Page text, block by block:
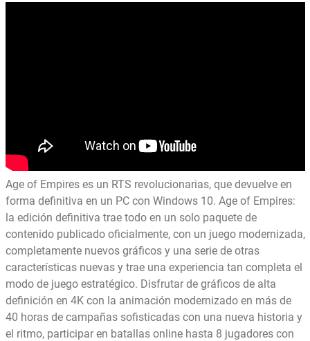
Age of Empires es un RTS revolucionarias, que devuelve en
forma definitiva en un PC con Windows 10. Age of Empires:
la edición definitiva trae todo en un solo paquete de
contenido publicado oficialmente, con un juego modernizada,
completamente nuevos gráficos y una serie de otras
características nuevas y trae una experiencia tan completa el
modo de juego estratégico. Disfrutar de gráficos de alta
definición en 4K con la animación modernizado en más de
40 horas de campañas sofisticadas con una nueva historia y
el ritmo, participar en batallas online hasta 8 jugadores con